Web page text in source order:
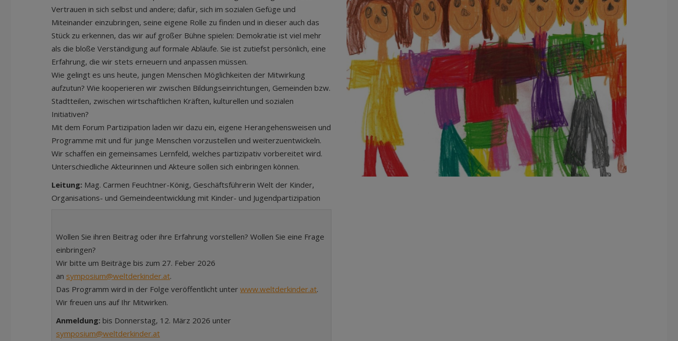
Vertrauen in sich selbst und andere; dafür, sich im sozialen Gefüge und
Miteinander einzubringen, seine eigene Rolle zu finden und in dieser auch das
Stück zu erkennen, das wir auf großer Bühne spielen: Demokratie ist viel mehr
als die bloße Verständigung auf formale Abläufe. Sie ist zutiefst persönlich, eine
Erfahrung, die wir stets erneuern und anpassen müssen.
Wie gelingt es uns heute, jungen Menschen Möglichkeiten der Mitwirkung
aufzutun? Wie kooperieren wir zwischen Bildungseinrichtungen, Gemeinden bzw.
Stadtteilen, zwischen wirtschaftlichen Kräften, kulturellen und sozialen
Initiativen?
Mit dem Forum Partizipation laden wir dazu ein, eigene Herangehensweisen und
Programme mit und für junge Menschen vorzustellen und weiterzuentwickeln.
Wir schaffen ein gemeinsames Lernfeld, welches partizipativ vorbereitet wird.
Unterschiedliche Akteurinnen und Akteure sollen sich einbringen können.
Leitung: Mag. Carmen Feuchtner-König, Geschäftsführerin Welt der Kinder,
Organisations- und Gemeindeentwicklung mit Kinder- und Jugendpartizipation
Wollen Sie ihren Beitrag oder ihre Erfahrung vorstellen? Wollen Sie eine Frage
einbringen?
Wir bitte um Beiträge bis zum 27. Feber 2026
an symposium@weltderkinder.at.
Das Programm wird in der Folge veröffentlicht unter www.weltderkinder.at.
Wir freuen uns auf Ihr Mitwirken.
Anmeldung: bis Donnerstag, 12. März 2026 unter
symposium@weltderkinder.at